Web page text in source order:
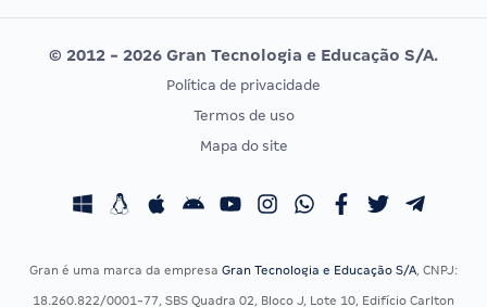
Editais publicados
Vunesp
CONCURSOS POR PROFISSÃO
Concursos Fiscais
EXAME DE ORDEM
Calendário OAB
© 2012 - 2026 Gran Tecnologia e Educação S/A.
Política de privacidade
Termos de uso
Mapa do site
Gran é uma marca da empresa Gran Tecnologia e Educação S/A, CNPJ:
18.260.822/0001-77, SBS Quadra 02, Bloco J, Lote 10, Edifício Carlton